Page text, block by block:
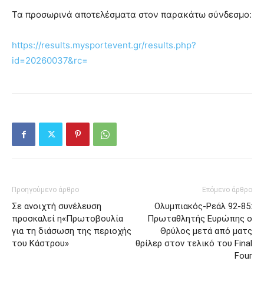
Τα προσωρινά αποτελέσματα στον παρακάτω σύνδεσμο:
https://results.mysportevent.gr/results.php?
id=20260037&rc=
Προηγούμενο άρθρο
Σε ανοιχτή συνέλευση
προσκαλεί η«Πρωτοβουλία
για τη διάσωση της περιοχής
του Κάστρου»
Επόμενο άρθρο
Ολυμπιακός-Ρεάλ 92-85:
Πρωταθλητής Ευρώπης ο
Θρύλος μετά από ματς
θρίλερ στον τελικό του Final
Four